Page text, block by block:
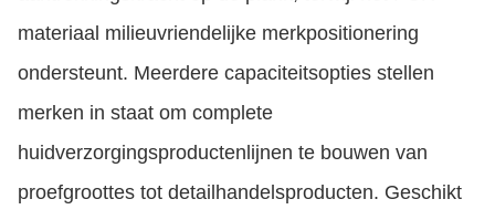
materiaal milieuvriendelijke merkpositionering
ondersteunt. Meerdere capaciteitsopties stellen
merken in staat om complete
huidverzorgingsproductenlijnen te bouwen van
proefgroottes tot detailhandelsproducten. Geschikt